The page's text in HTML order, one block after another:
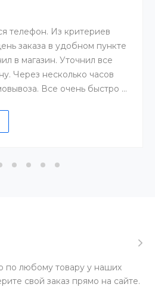
телефон. Из критериев
заказа в удобном пункте
в магазин. Уточнил все
Через несколько часов
Все очень быстро и
по любому товару у наших
свой заказ прямо на сайте.